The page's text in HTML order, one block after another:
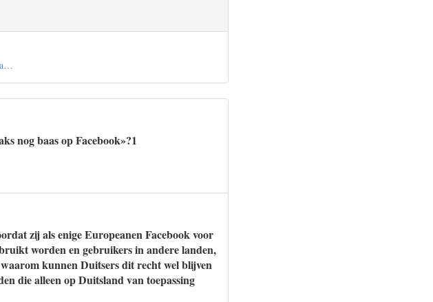
nog baas op Facebook»?1
zij als enige Europeanen Facebook voor
worden en gebruikers in andere landen,
kunnen Duitsers dit recht wel blijven
die alleen op Duitsland van toepassing